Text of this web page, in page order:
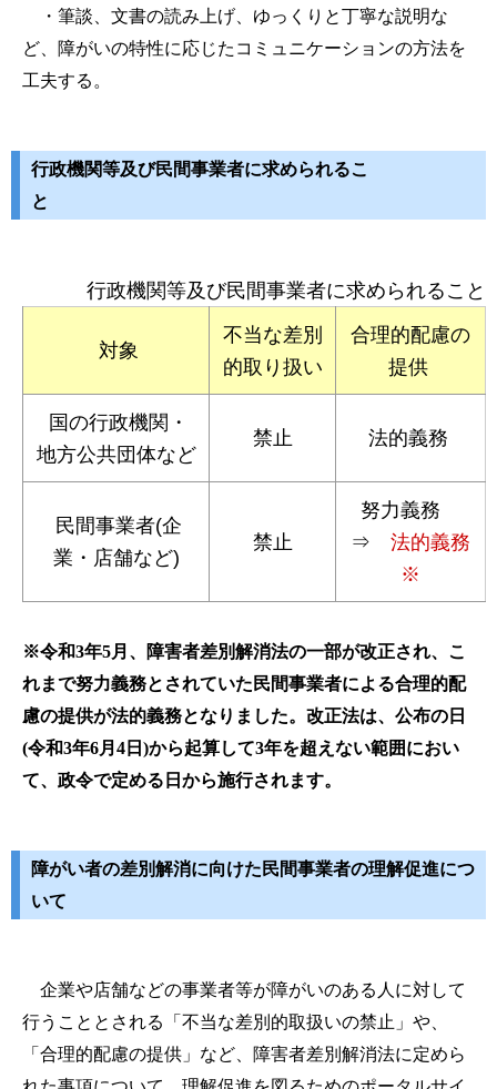
・筆談、文書の読み上げ、ゆっくりと丁寧な説明な
ど、障がいの特性に応じたコミュニケーシ ョンの方法を
工夫する。
行政機関等及び民間事業者に求められるこ
行政機関等及び民間事業者に求められること
対象
不当な差別
的取り扱い
合理的配慮の
提供
国の行政機関・
地方公共団体など
禁止 法的義務
民間事業者(企
業・店舗など)
禁止
努力義務
⇒ 法的義務
※
※令和3年5月、障害者差別解消法の一部が改正され、こ
れまで努力義務とされていた民間事業者による合理的配
慮の提供が法的義務となりました。 改正法は、公布の日
(令和3年6月4日)から起算して3年を超えない範囲におい
て、政令で定める日から施行されます。
障がい者の差別解消に向けた民間事業者の理解促進につ
いて
企業や店舗などの事業者等が障がいのある人に対して
行うこととされる「不当な差別的取扱いの禁止」や、
「合理的配慮の提供」など、障害者差別解消法に定めら